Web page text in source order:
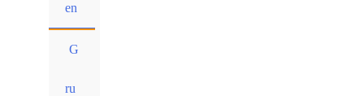
en
G
ru